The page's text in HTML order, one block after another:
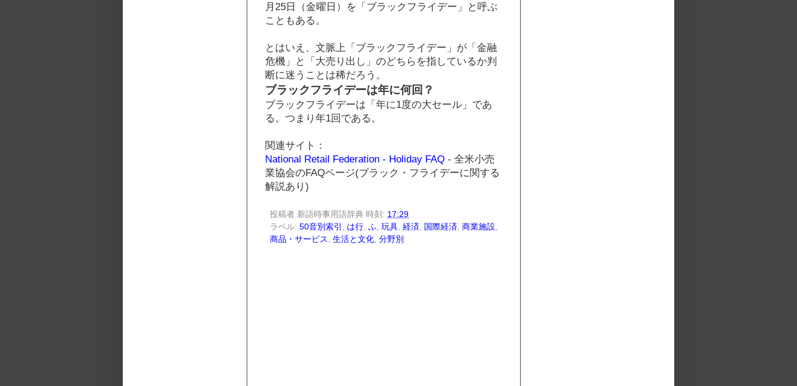
月25日（金曜日）を「ブラックフライデー」と呼ぶ
こともある。
とはいえ、文脈上「ブラックフライデー」が「金融
危機」と「大売り出し」のどちらを指しているか判
断に迷うことは稀だろう。
ブラックフライデーは年に何回？
ブラックフライデーは「年に1度の大セール」であ
る。つまり年1回である。
関連サイト：
National Retail Federation - Holiday FAQ - 全米小売
業協会のFAQページ(ブラック・フライデーに関する
解説あり)
投稿者 新語時事用語辞典 時刻: 17:29
ラベル: 50音別索引 は行 ふ 玩具 経済 国際経済 商業施設
商品・サービス
生活と文化 分野別